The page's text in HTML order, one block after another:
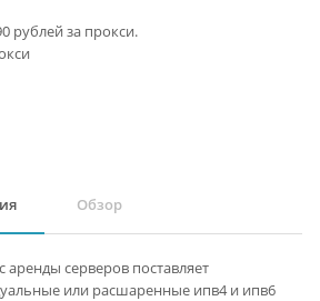
рублей за прокси.
Обзор
аренды серверов поставляет
или расшаренные ипв4 и ипв6